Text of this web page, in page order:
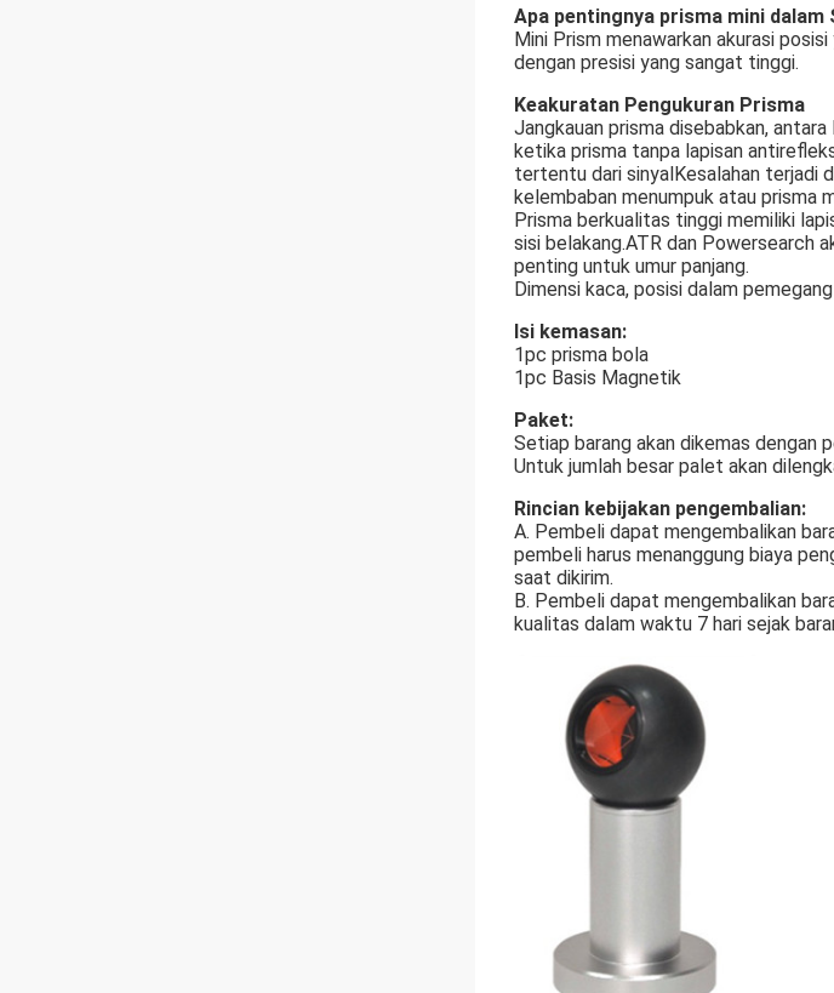
Apa pentingnya prisma mini dalam
Mini Prism menawarkan akurasi
dengan presisi yang sangat tinggi.
Keakuratan Pengukuran Prisma
Jangkauan prisma disebabkan,
ketika prisma tanpa lapisan
tertentu dari sinyalKesalahan terjadi
kelembaban menumpuk atau prisma
Prisma berkualitas tinggi memiliki
sisi belakang.ATR dan Powersearch
penting untuk umur panjang.
Dimensi kaca, posisi dalam
Isi kemasan:
1pc prisma bola
1pc Basis Magnetik
Paket:
Setiap barang akan dikemas dengan
Untuk jumlah besar palet akan
Rincian kebijakan pengembalian:
A. Pembeli dapat mengembalikan
pembeli harus menanggung biaya
saat dikirim.
B. Pembeli dapat mengembalikan
kualitas dalam waktu 7 hari sejak